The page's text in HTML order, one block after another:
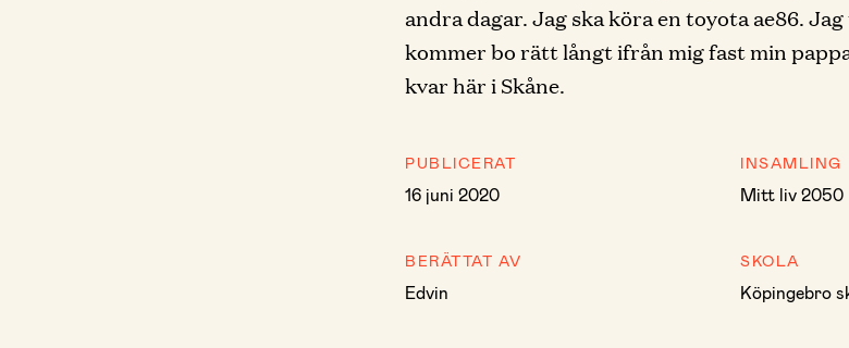
andra dagar. Jag ska köra en toyota ae86.
kommer bo rätt långt ifrån mig fast min
kvar här i Skåne.
PUBLICERAT
16 juni 2020
BERÄTTAT AV
Edvin
INSAMLING
Mitt liv 2050
SKOLA
Köpingebro